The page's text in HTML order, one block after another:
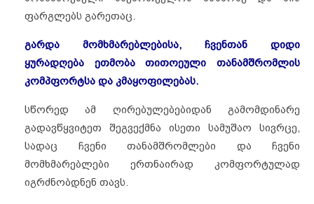
ფარგლებს გარეთაც.
გარდა მომხმარებლებისა, ჩვენთან დიდი
ყურადღება ეთმობა თითოეული თანამშრომლის
კომპფორტსა და კმაყოფილებას.
სწორედ ამ ღირებულებებიდან გამომდინარე
გადავწყვიტეთ შეგვექმნა ისეთი სამუშაო სივრცე,
სადაც ჩვენი თანამშრომლები და ჩვენი
მომხმარებლები ერთნაირად კომფორტულად
იგრძნობდნენ თავს.